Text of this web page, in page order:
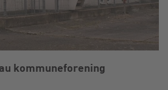
kommuneforening